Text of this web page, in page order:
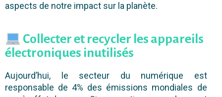
aspects de notre impact sur la planète.
Collecter et recycler les appareils
électroniques inutilisés
Aujourd’hui, le secteur du numérique est
responsable de 4% des émissions mondiales de